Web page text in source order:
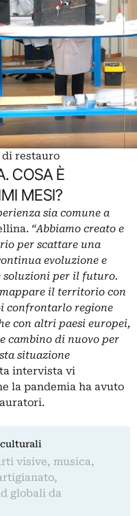
restauro
COSA È
MESI?
sia comune a
“Abbiamo creato e
per scattare una
evoluzione e
soluzioni per il futuro.
il territorio con
confrontarlo regione
con altri paesi europei,
cambino di nuovo per
situazione
intervista vi
la pandemia ha avuto
visive, musica,
globali da